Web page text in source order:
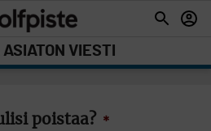
ASIATON VIESTI
poistaa? *